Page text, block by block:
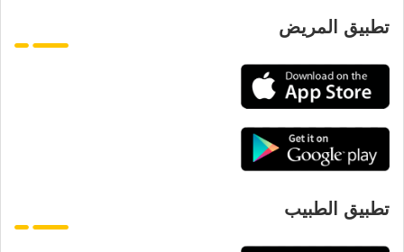
تطبيق المريض
تطبيق الطبيب